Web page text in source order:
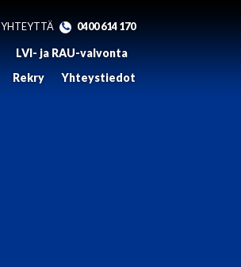
0400 614 170
LVI- ja RAU-valvonta
Rekry
Yhteystiedot